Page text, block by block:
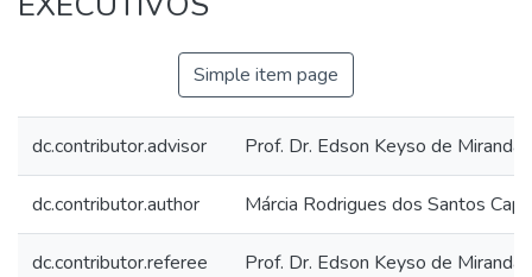
Simple item page
dc.contributor.advisor Prof. Dr. Edson Keyso de Miranda
dc.contributor.author Márcia Rodrigues dos Santos
dc.contributor.referee Prof. Dr. Edson Keyso de Miranda